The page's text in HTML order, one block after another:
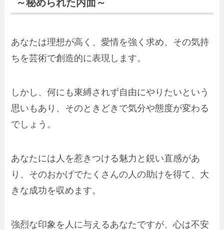
～秘められた内面～
あなたは理想が高く、愛情を強く求め、その気持
ちを芸術で創造的に表現します。
しかし、何にも東縛されず自由にやりたいという
思いもあり、そのときどきで気分や態度が変わる
でしょう。
あなたには人を惹きつける魅力と鋭い直感があ
り、そのおかげでたくさんの人の助けを得て、大
きな成功を収めます。
強烈な印象を人に与えるあなたですが、心は不安